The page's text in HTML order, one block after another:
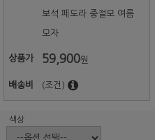
보석 페도라 중절모 여름
모자
상품가 59,900원
배송비 (조건)
색상